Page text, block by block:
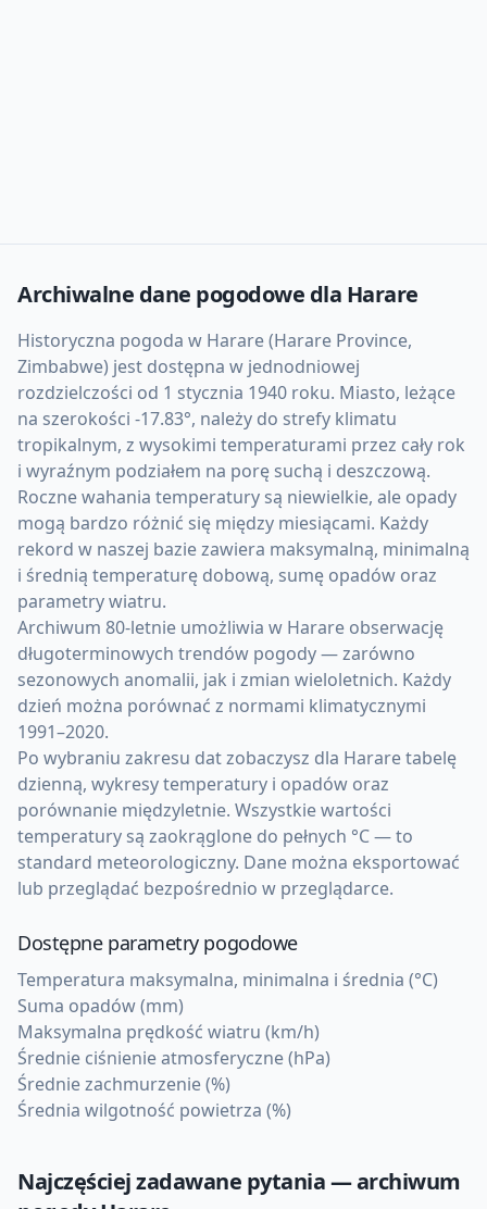
Archiwalne dane pogodowe dla Harare
Historyczna pogoda w Harare (Harare Province,
Zimbabwe) jest dostępna w jednodniowej
rozdzielczości od 1 stycznia 1940 roku. Miasto, leżące
na szerokości -17.83°, należy do strefy klimatu
tropikalnym, z wysokimi temperaturami przez cały rok
i wyraźnym podziałem na porę suchą i deszczową.
Roczne wahania temperatury są niewielkie, ale opady
mogą bardzo różnić się między miesiącami. Każdy
rekord w naszej bazie zawiera maksymalną, minimalną
i średnią temperaturę dobową, sumę opadów oraz
parametry wiatru.
Archiwum 80-letnie umożliwia w Harare obserwację
długoterminowych trendów pogody — zarówno
sezonowych anomalii, jak i zmian wieloletnich. Każdy
dzień można porównać z normami klimatycznymi
1991–2020.
Po wybraniu zakresu dat zobaczysz dla Harare tabelę
dzienną, wykresy temperatury i opadów oraz
porównanie międzyletnie. Wszystkie wartości
temperatury są zaokrąglone do pełnych °C — to
standard meteorologiczny. Dane można eksportować
lub przeglądać bezpośrednio w przeglądarce.
Dostępne parametry pogodowe
Temperatura maksymalna, minimalna i średnia (°C)
Suma opadów (mm)
Maksymalna prędkość wiatru (km/h)
Średnie ciśnienie atmosferyczne (hPa)
Średnie zachmurzenie (%)
Średnia wilgotność powietrza (%)
Najczęściej zadawane pytania — archiwum